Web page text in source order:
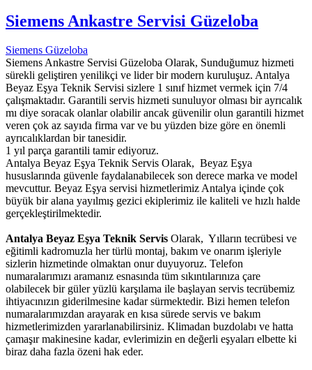
Siemens Ankastre Servisi Güzeloba
Siemens Güzeloba
Siemens Ankastre Servisi Güzeloba Olarak, Sunduğumuz hizmeti
sürekli geliştiren yenilikçi ve lider bir modern kuruluşuz. Antalya
Beyaz Eşya Teknik Servisi sizlere 1 sınıf hizmet vermek için 7/4
çalışmaktadır. Garantili servis hizmeti sunuluyor olması bir ayrıcalık
mı diye soracak olanlar olabilir ancak güvenilir olun garantili hizmet
veren çok az sayıda firma var ve bu yüzden bize göre en önemli
ayrıcalıklardan bir tanesidir.
1 yıl parça garantili tamir ediyoruz.
Antalya Beyaz Eşya Teknik Servis Olarak, Beyaz Eşya
hususlarında güvenle faydalanabilecek son derece marka ve model
mevcuttur. Beyaz Eşya servisi hizmetlerimiz Antalya içinde çok
büyük bir alana yayılmış gezici ekiplerimiz ile kaliteli ve hızlı halde
gerçekleştirilmektedir.
Antalya Beyaz Eşya Teknik Servis Olarak, Yılların tecrübesi ve
eğitimli kadromuzla her türlü montaj, bakım ve onarım işleriyle
sizlerin hizmetinde olmaktan onur duyuyoruz. Telefon
numaralarımızı aramanız esnasında tüm sıkıntılarınıza çare
olabilecek bir güler yüzlü karşılama ile başlayan servis tecrübemiz
ihtiyacınızın giderilmesine kadar sürmektedir. Bizi hemen telefon
numaralarımızdan arayarak en kısa sürede servis ve bakım
hizmetlerimizden yararlanabilirsiniz. Klimadan buzdolabı ve hatta
çamaşır makinesine kadar, evlerimizin en değerli eşyaları elbette ki
biraz daha fazla özeni hak eder.